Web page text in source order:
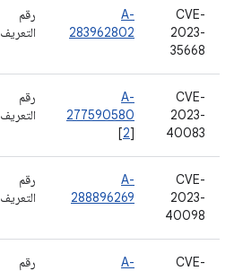
CVE-
2023-
35668
A-
283962802
رقم
التعريف
CVE-
2023-
40083
A-
277590580
[2]
رقم
التعريف
CVE-
2023-
40098
A-
288896269
رقم
التعريف
CVE-
A-
رقم